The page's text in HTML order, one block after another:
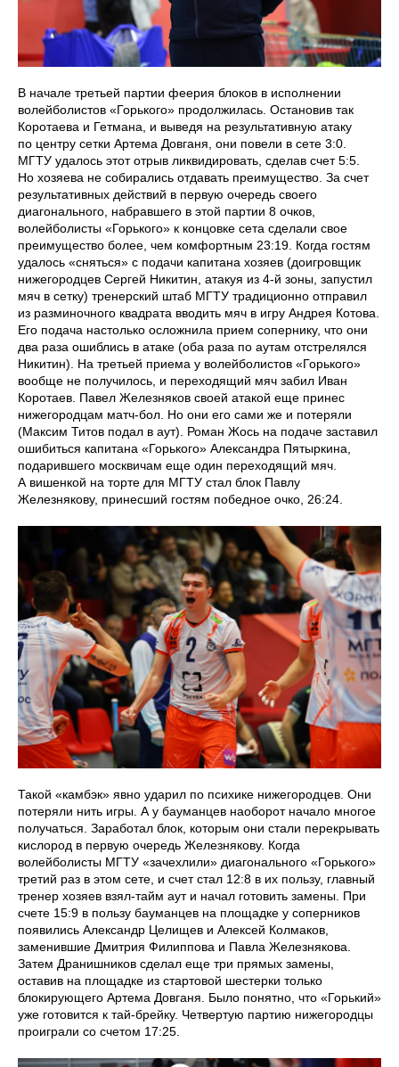
В начале третьей партии феерия блоков в исполнении
волейболистов «Горького» продолжилась. Остановив так
Коротаева и Гетмана, и выведя на результативную атаку
по центру сетки Артема Довганя, они повели в сете 3:0.
МГТУ удалось этот отрыв ликвидировать, сделав счет 5:5.
Но хозяева не собирались отдавать преимущество. За счет
результативных действий в первую очередь своего
диагонального, набравшего в этой партии 8 очков,
волейболисты «Горького» к концовке сета сделали свое
преимущество более, чем комфортным 23:19. Когда гостям
удалось «сняться» с подачи капитана хозяев (доигровщик
нижегородцев Сергей Никитин, атакуя из 4-й зоны, запустил
мяч в сетку) тренерский штаб МГТУ традиционно отправил
из разминочного квадрата вводить мяч в игру Андрея Котова.
Его подача настолько осложнила прием сопернику, что они
два раза ошиблись в атаке (оба раза по аутам отстрелялся
Никитин). На третьей приема у волейболистов «Горького»
вообще не получилось, и переходящий мяч забил Иван
Коротаев. Павел Железняков своей атакой еще принес
нижегородцам матч-бол. Но они его сами же и потеряли
(Максим Титов подал в аут). Роман Жось на подаче заставил
ошибиться капитана «Горького» Александра Пятыркина,
подарившего москвичам еще один переходящий мяч.
А вишенкой на торте для МГТУ стал блок Павлу
Железнякову, принесший гостям победное очко, 26:24.
Такой «камбэк» явно ударил по психике нижегородцев. Они
потеряли нить игры. А у бауманцев наоборот начало многое
получаться. Заработал блок, которым они стали перекрывать
кислород в первую очередь Железнякову. Когда
волейболисты МГТУ «зачехлили» диагонального «Горького»
третий раз в этом сете, и счет стал 12:8 в их пользу, главный
тренер хозяев взял-тайм аут и начал готовить замены. При
счете 15:9 в пользу бауманцев на площадке у соперников
появились Александр Целищев и Алексей Колмаков,
заменившие Дмитрия Филиппова и Павла Железнякова.
Затем Дранишников сделал еще три прямых замены,
оставив на площадке из стартовой шестерки только
блокирующего Артема Довганя. Было понятно, что «Горький»
уже готовится к тай-брейку. Четвертую партию нижегородцы
проиграли со счетом 17:25.